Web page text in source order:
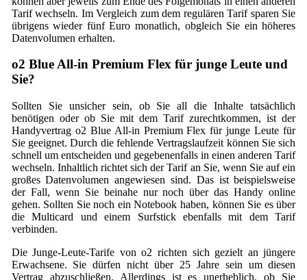
Tarif wechseln. Im Vergleich zum dem regulären Tarif sparen Sie
übrigens wieder fünf Euro monatlich, obgleich Sie ein höheres
Datenvolumen erhalten.
o2 Blue All-in Premium Flex für junge Leute und
Sie?
Sollten Sie unsicher sein, ob Sie all die Inhalte tatsächlich
benötigen oder ob Sie mit dem Tarif zurechtkommen, ist der
Handyvertrag o2 Blue All-in Premium Flex für junge Leute für
Sie geeignet. Durch die fehlende Vertragslaufzeit können Sie sich
schnell um entscheiden und gegebenenfalls in einen anderen Tarif
wechseln. Inhaltlich richtet sich der Tarif an Sie, wenn Sie auf ein
großes Datenvolumen angewiesen sind. Das ist beispielsweise
der Fall, wenn Sie beinahe nur noch über das Handy online
gehen. Sollten Sie noch ein Notebook haben, können Sie es über
die Multicard und einem Surfstick ebenfalls mit dem Tarif
verbinden.
Die Junge-Leute-Tarife von o2 richten sich gezielt an jüngere
Erwachsene. Sie dürfen nicht über 25 Jahre sein um diesen
Vertrag abzuschließen. Allerdings ist es unerheblich, ob Sie